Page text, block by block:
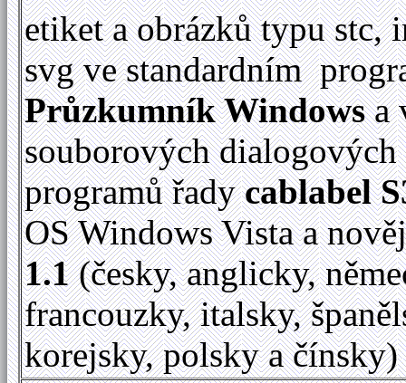
etiket a obrázků typu stc,
svg ve standardním
Průzkumník Windowsa
souborových dialogových
programů řadycablabel
OS Windows Vista a
1.1(česky, anglicky,
francouzky, italsky,
korejsky, polsky a čínsky)